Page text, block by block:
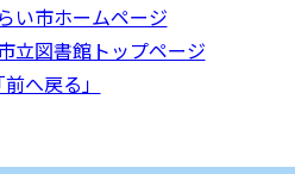
い市ホームページ
立図書館トップページ
へ戻る」